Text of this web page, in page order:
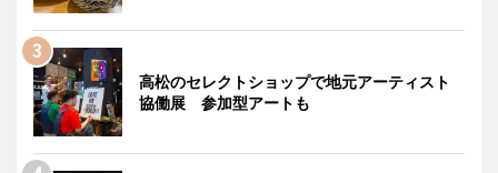
高松のセレクトショップで地元アーティスト
協働展 参加型アートも